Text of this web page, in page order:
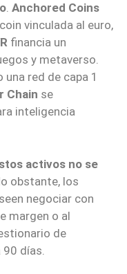
. Anchored Coins
vinculada al euro,
financia un
y metaverso.
una red de capa 1
Chain se
inteligencia
activos no se
obstante, los
negociar con
margen o al
de
días.